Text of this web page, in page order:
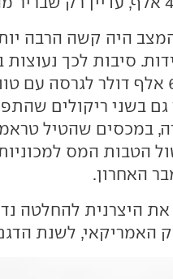
היה קשה הרבה
סיבות לכך נעוצות
גם בשני ריקולים
במכסים שהטיל
הטבות המס
האחרון.
את היצרנית להחלטה
לשנת הדגם 2026 לכל